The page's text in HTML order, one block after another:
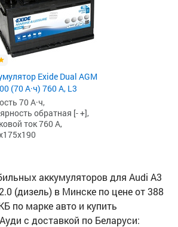
Exide Dual AGM
(70 А·ч) 760 А, L3
70 А·ч,
обратная [- +],
ток 760 А,
аккумуляторов для Audi A3
(дизель) в Минске по цене от 388
по марке авто и купить
с доставкой по Беларуси: